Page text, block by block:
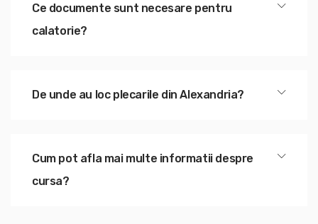
Ce documente sunt necesare pentru
calatorie?
De unde au loc plecarile din Alexandria?
Cum pot afla mai multe informatii despre
cursa?